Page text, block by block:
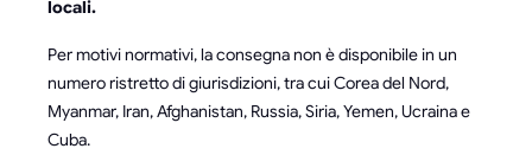
locali.
Per motivi normativi, la consegna non è disponibile in un
numero ristretto di giurisdizioni, tra cui Corea del Nord,
Myanmar, Iran, Afghanistan, Russia, Siria, Yemen, Ucraina e
Cuba.